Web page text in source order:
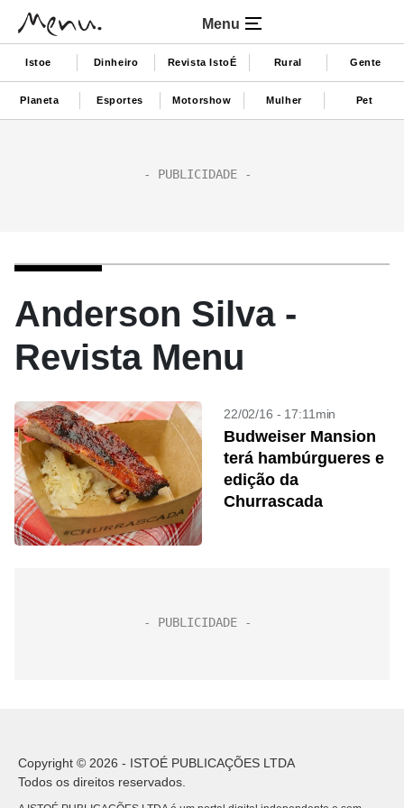
Menu
Istoe Dinheiro Revista IstoÉ Rural Gente
Planeta Esportes Motorshow Mulher Pet
Anderson Silva -
Revista Menu
22/02/16 - 17:11min
Budweiser Mansion
terá hambúrgueres e
edição da
Churrascada
Copyright © 2026 - ISTOÉ PUBLICAÇÕES LTDA
Todos os direitos reservados.